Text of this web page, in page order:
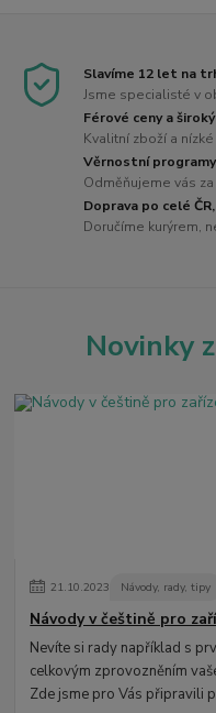
Slavíme 12 let na
Jsme specialisté v
Férové ceny a
Kvalitní zboží a nízké
Věrnostní programy
Odměňujeme vás
Doprava po celé
Doručíme kurýrem,
Novinky
21.10.2023 Návody, rady, tipy
Návody v češtině pro
Nevíte si rady například s
celkovým zprovozněním
Zde jsme pro Vás připravili